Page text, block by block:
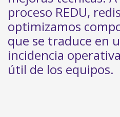
proceso REDU,
optimizamos
que se traduce en
incidencia
útil de los equipos.